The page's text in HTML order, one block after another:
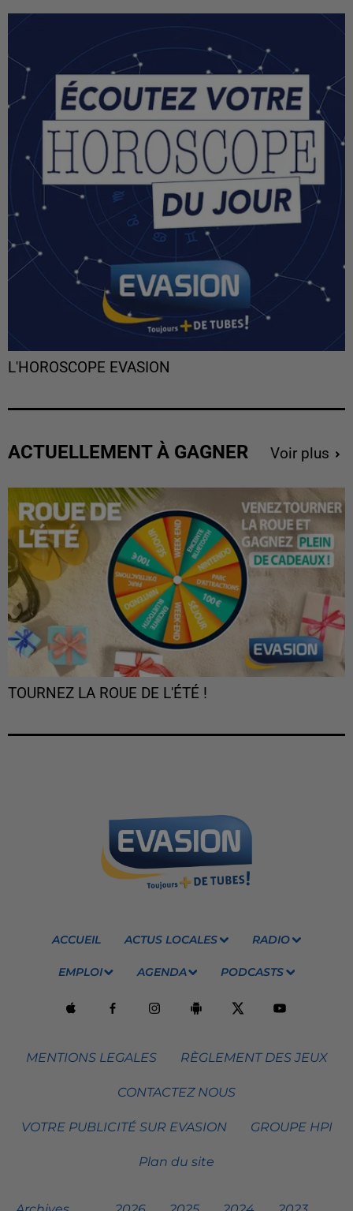
L'HOROSCOPE EVASION
ACTUELLEMENT À GAGNER Voir plus
TOURNEZ LA ROUE DE L'ÉTÉ !
ACCUEIL ACTUS LOCALES RADIO
EMPLOI AGENDA PODCASTS
MENTIONS LEGALES RÈGLEMENT DES JEUX
CONTACTEZ NOUS
VOTRE PUBLICITÉ SUR EVASION GROUPE HPI
Plan du site